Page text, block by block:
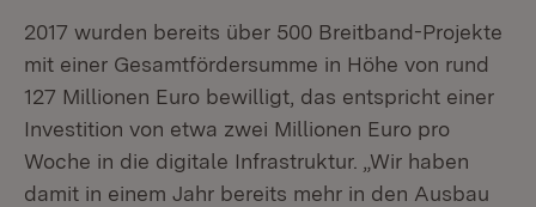
2017 wurden bereits über 500 Breitband-Projekte
mit einer Gesamtfördersumme in Höhe von rund
127 Millionen Euro bewilligt, das entspricht einer
Investition von etwa zwei Millionen Euro pro
Woche in die digitale Infrastruktur. „Wir haben
damit in einem Jahr bereits mehr in den Ausbau